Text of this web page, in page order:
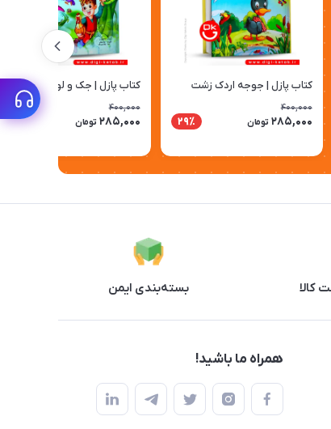
کتاب پازل | جوجه اردک زشت
400,000
285,000 تومان 29٪
کتاب پازل | جک و لوبیای سحرآمیز
400,000
285,000 تومان 29٪
کالا بسته‌بندی ایمن
همراه ما باشید!